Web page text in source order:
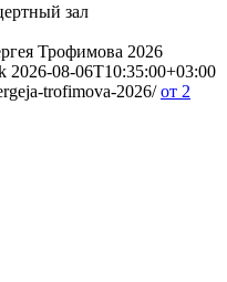
зал
Трофимова 2026
2026-08-06T10:35:00+03:00
trofimova-2026/ от 2